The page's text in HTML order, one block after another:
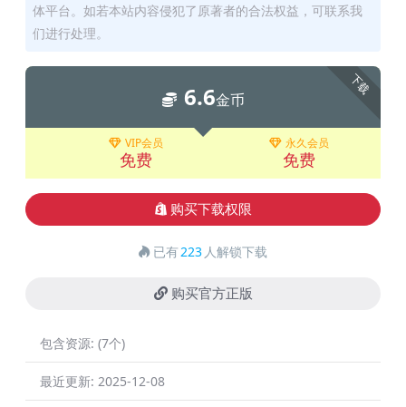
体平台。如若本站内容侵犯了原著者的合法权益，可联系我
们进行处理。
下载
6.6金币
VIP会员
免费
永久会员
免费
购买下载权限
已有223 人解锁下载
购买官方正版
包含资源: (7个)
最近更新: 2025-12-08